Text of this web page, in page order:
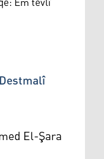
El-Şara